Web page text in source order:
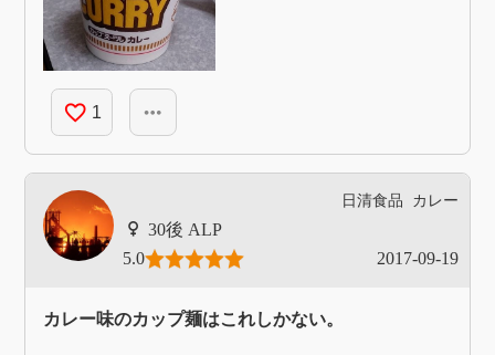
favorite_border 1 more_horiz
日清食品 カレー
ALP
5.0
2017-09-19
カレー味のカップ麺はこれしかない。